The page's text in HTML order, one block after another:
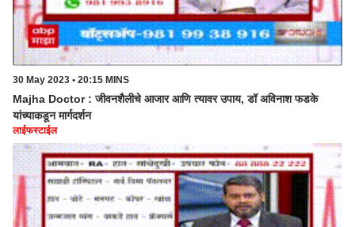
30 May 2023 • 20:15 MINS
Majha Doctor : जीवनशैलीचे आजार आणि त्यावर उपाय, डॉ अविनाश फडके
यांच्याकडून मार्गदर्शन
लाईफस्टाईल